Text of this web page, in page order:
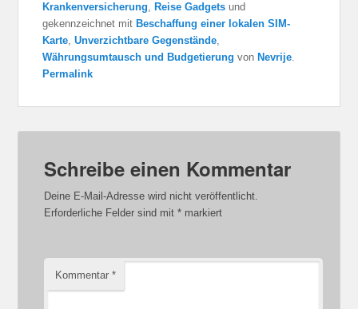
Krankenversicherung, Reise Gadgets und
gekennzeichnet mit Beschaffung einer lokalen SIM-
Karte,Unverzichtbare Gegenstände,
Währungsumtausch und Budgetierung von Nevrije.
Permalink
Schreibe einen Kommentar
Deine E-Mail-Adresse wird nicht veröffentlicht.
Erforderliche Felder sind mit* markiert
Kommentar*